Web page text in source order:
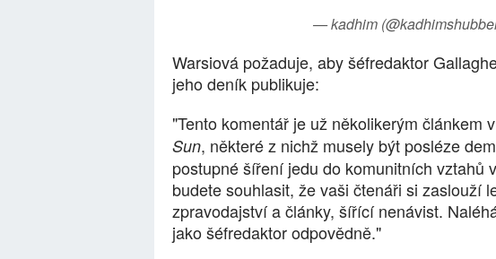
— kadhim
Warsiová požaduje, aby šéfredaktor
jeho deník publikuje:
"Tento komentář je už několikerým článkem
Sun, některé z nichž musely být posléze
postupné šíření jedu do komunitních vztahů
budete souhlasit, že vaši čtenáři si zaslouží
zpravodajství a články, šířící nenávist.
jako šéfredaktor odpovědně."